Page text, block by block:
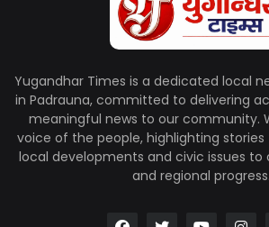
Yugandhar Times is a dedicated local
in Padrauna, committed to delivering
meaningful news to our community.
voice of the people, highlighting
local developments and civic issues to
and regional progress.